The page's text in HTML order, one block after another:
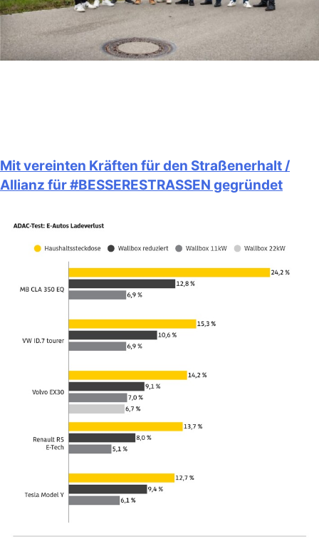
Mit vereinten Kräften für den Straßenerhalt /
Allianz für #BESSERESTRASSEN gegründet